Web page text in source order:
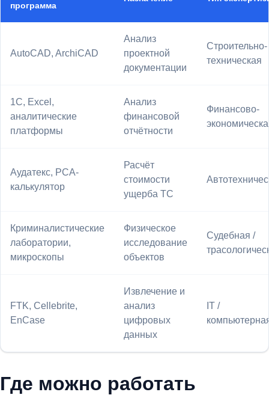
программа
AutoCAD, ArchiCAD
Анализ
проектной
документации
Строительно-
техническая
1С, Excel,
аналитические
платформы
Анализ
финансовой
отчётности
Финансово-
Аудатекс, РСА-
калькулятор
Расчёт
стоимости
ущерба ТС
Криминалистические
лаборатории,
микроскопы
Физическое
исследование
объектов
Судебная /
FTK, Cellebrite,
EnCase
Извлечение и
анализ
цифровых
данных
IT /
Где можно работать